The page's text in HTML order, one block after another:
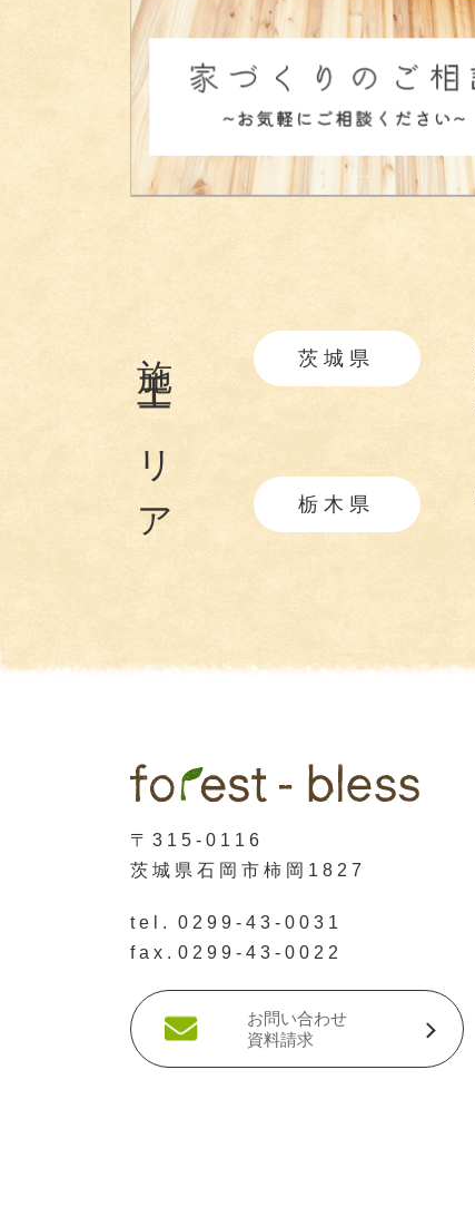
施工エリア 茨城県
栃木県
〒315-0116
茨城県石岡市柿岡1827
tel.
0299-43-0031
fax. 0299-43-0022
お問い合わせ
資料請求